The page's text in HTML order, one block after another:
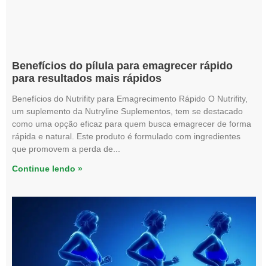
Benefícios do pílula para emagrecer rápido
para resultados mais rápidos
Benefícios do Nutrifity para Emagrecimento Rápido O Nutrifity,
um suplemento da Nutryline Suplementos, tem se destacado
como uma opção eficaz para quem busca emagrecer de forma
rápida e natural. Este produto é formulado com ingredientes
que promovem a perda de
Continue lendo »